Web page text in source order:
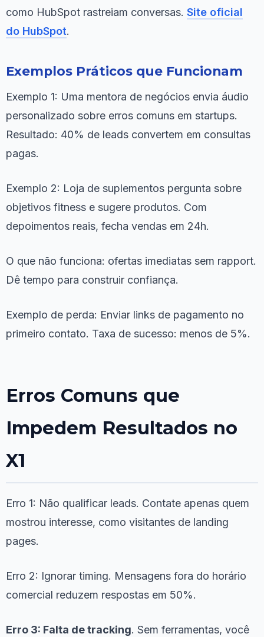
como HubSpot rastreiam conversas. Site oficial
do HubSpot.
Exemplos Práticos que Funcionam
Exemplo 1: Uma mentora de negócios envia áudio
personalizado sobre erros comuns em startups.
Resultado: 40% de leads convertem em consultas
pagas.
Exemplo 2: Loja de suplementos pergunta sobre
objetivos fitness e sugere produtos. Com
depoimentos reais, fecha vendas em 24h.
O que não funciona: ofertas imediatas sem rapport.
Dê tempo para construir confiança.
Exemplo de perda: Enviar links de pagamento no
primeiro contato. Taxa de sucesso: menos de 5%.
Erros Comuns que
Impedem Resultados no
X1
Erro 1: Não qualificar leads. Contate apenas quem
mostrou interesse, como visitantes de landing
pages.
Erro 2: Ignorar timing. Mensagens fora do horário
comercial reduzem respostas em 50%.
Erro 3: Falta de tracking. Sem ferramentas, você